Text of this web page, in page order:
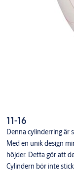
11-16
Denna cylinderring är
Med en unik design
höjder. Detta gör att
Cylindern bör inte